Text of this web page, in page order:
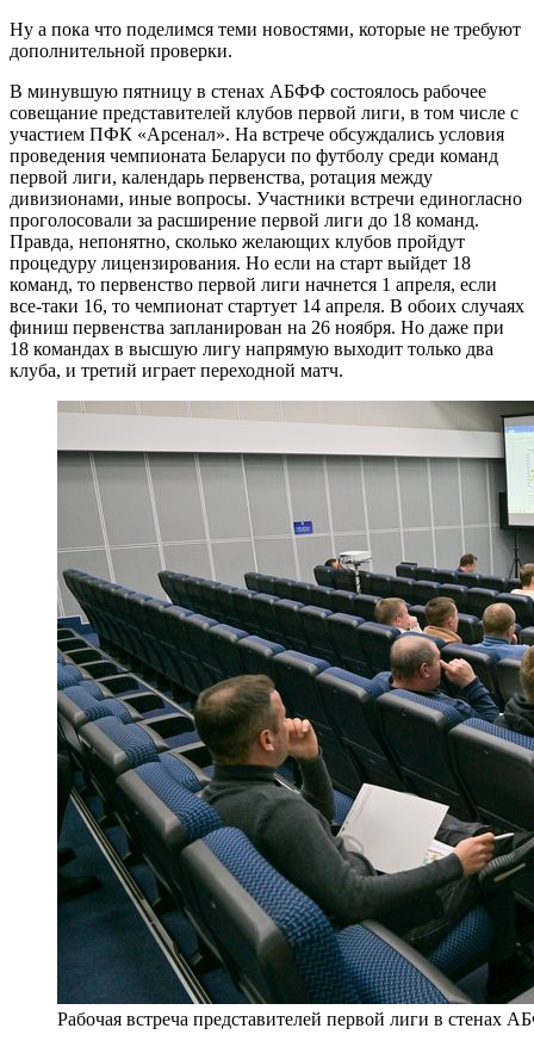
Ну а пока что поделимся теми новостями, которые не требуют
дополнительной проверки.
В минувшую пятницу в стенах АБФФ состоялось рабочее
совещание представителей клубов первой лиги, в том числе с
участием ПФК «Арсенал». На встрече обсуждались условия
проведения чемпионата Беларуси по футболу среди команд
первой лиги, календарь первенства, ротация между
дивизионами, иные вопросы. Участники встречи единогласно
проголосовали за расширение первой лиги до 18 команд.
Правда, непонятно, сколько желающих клубов пройдут
процедуру лицензирования. Но если на старт выйдет 18
команд, то первенство первой лиги начнется 1 апреля, если
все-таки 16, то чемпионат стартует 14 апреля. В обоих случаях
финиш первенства запланирован на 26 ноября. Но даже при
18 командах в высшую лигу напрямую выходит только два
клуба, и третий играет переходной матч.
Рабочая встреча представителей первой лиги в стенах